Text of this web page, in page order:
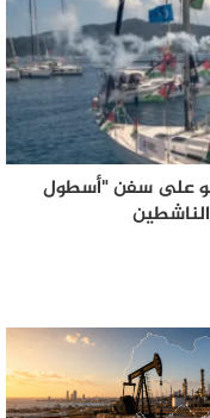
على سفن "أسطول